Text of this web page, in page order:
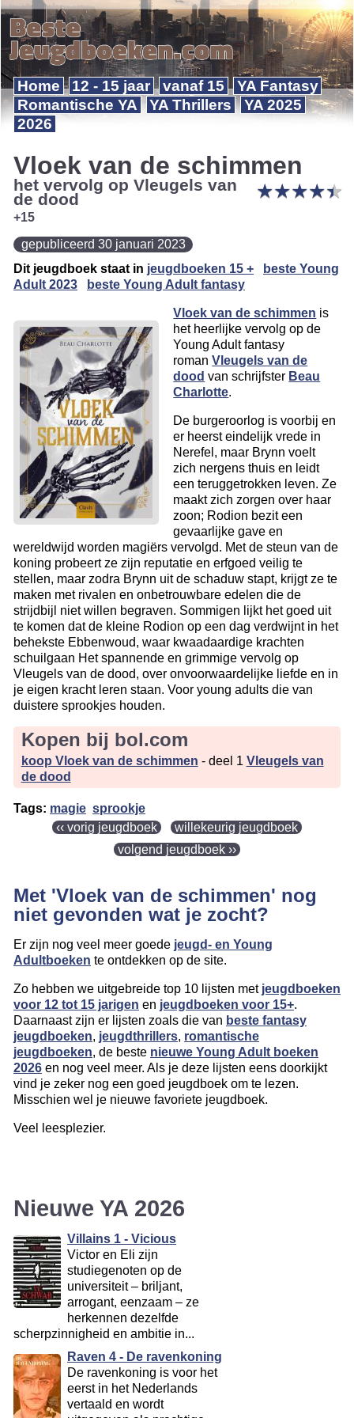
Home 12 - 15 jaar vanaf 15
YA Fantasy
Romantische YA
YA Thrillers
YA 2025
2026
Vloek van de schimmen
★★★★★
★★★★★
het vervolg op Vleugels van
de dood
+15
gepubliceerd 30 januari 2023
Dit jeugdboek staat in jeugdboeken 15 +
beste Young
Adult 2023
beste Young Adult fantasy
Vloek van de schimmen is
het heerlijke vervolg op de
Young Adult fantasy
romanVleugels van de
dood van schrijfster Beau
Charlotte.
De burgeroorlog is voorbij en
er heerst eindelijk vrede in
Nerefel, maar Brynn voelt
zich nergens thuis en leidt
een teruggetrokken leven. Ze
maakt zich zorgen over haar
zoon; Rodion bezit een
gevaarlijke gave en
wereldwijd worden magiërs vervolgd. Met de steun van de
koning probeert ze zijn reputatie en erfgoed veilig te
stellen, maar zodra Brynn uit de schaduw stapt, krijgt ze te
maken met rivalen en onbetrouwbare edelen die de
strijdbijl niet willen begraven. Sommigen lijkt het goed uit
te komen dat de kleine Rodion op een dag verdwijnt in het
behekste Ebbenwoud, waar kwaadaardige krachten
schuilgaan Het spannende en grimmige vervolg op
Vleugels van de dood, over onvoorwaardelijke liefde en in
je eigen kracht leren staan. Voor young adults die van
duistere sprookjes houden.
Kopen bij bol.com
koop Vloek van de schimmen - deel 1 Vleugels van
de dood
Tags: magie sprookje
‹‹ vorig jeugdboek
willekeurig jeugdboek
volgend jeugdboek ››
Met 'Vloek van de schimmen' nog
niet gevonden wat je zocht?
Er zijn nog veel meer goede jeugd- en Young
Adultboeken te ontdekken op de site.
Zo hebben we uitgebreide top 10 lijsten met jeugdboeken
voor 12 tot 15 jarigen en jeugdboeken voor 15+.
Daarnaast zijn er lijsten zoals die van beste fantasy
jeugdboeken, jeugdthrillers, romantische
jeugdboeken, de beste nieuwe Young Adult boeken
2026 en nog veel meer. Als je deze lijsten eens doorkijkt
vind je zeker nog een goed jeugdboek om te lezen.
Misschien wel je nieuwe favoriete jeugdboek.
Veel leesplezier.
Nieuwe YA 2026
Villains 1 - Vicious
Victor en Eli zijn
studiegenoten op de
universiteit – briljant,
arrogant, eenzaam – ze
herkennen dezelfde
scherpzinnigheid en ambitie in...
Raven 4 - De ravenkoning
De ravenkoning is voor het
eerst in het Nederlands
vertaald en wordt